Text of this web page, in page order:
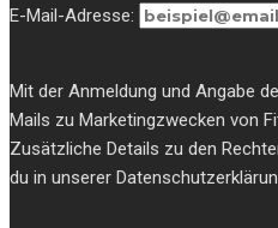
E-Mail-Adresse:
Mit der Anmeldung und Angabe
Mails zu Marketingzwecken von
Zusätzliche Details zu den
du in unserer